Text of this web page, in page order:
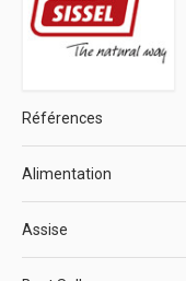
Références
Alimentation
Assise